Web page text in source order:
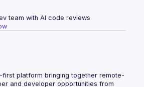
vous les principaux CDE du marché,
😅, et nous vous
et les freins qu’ils lèvent, mais
qui vous rendront la vie beaucoup
team with AI code reviews
first platform bringing together remote-
and developer opportunities from